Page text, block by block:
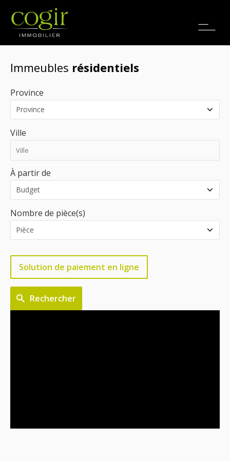
Emplois
Immeubles résidentiels
Province
Ville
À partir de
Nombre de pièce(s)
Solution de paiement en ligne
Rechercher